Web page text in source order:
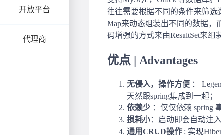
开放平台
代理商